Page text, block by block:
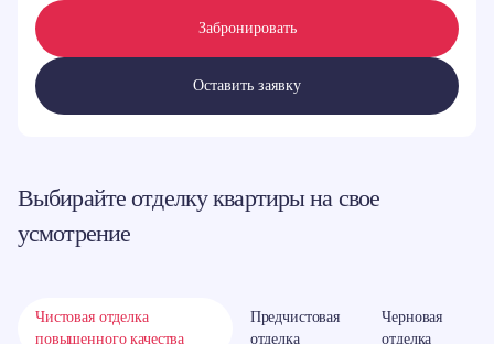
Забронировать
Оставить заявку
Выбирайте отделку квартиры на свое
усмотрение
Чистовая отделка
повышенного качества
Предчистовая
отделка
Черновая
отделка